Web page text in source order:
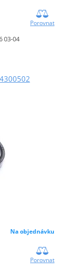
Porovnat
03-04
Na objednávku
Porovnat